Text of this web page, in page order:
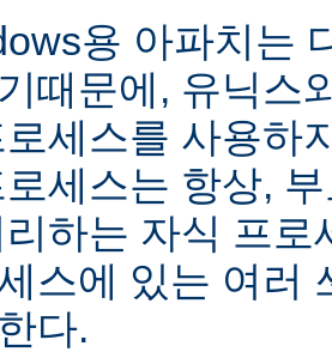
용 아파치는
때문에, 유닉스
세스를 사용하
세스는 항상,
하는 자식 프로
스에 있는 여러
다.